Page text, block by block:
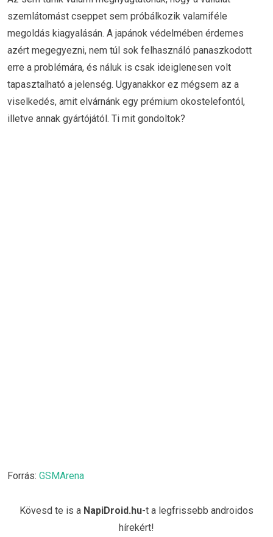
szemlátomást cseppet sem próbálkozik valamiféle
megoldás kiagyalásán. A japánok védelmében érdemes
azért megegyezni, nem túl sok felhasználó panaszkodott
erre a problémára, és náluk is csak ideiglenesen volt
tapasztalható a jelenség. Ugyanakkor ez mégsem az a
viselkedés, amit elvárnánk egy prémium okostelefontól,
illetve annak gyártójától. Ti mit gondoltok?
Forrás: GSMArena
Kövesd te is a NapiDroid.hu-t a legfrissebb androidos
hírekért!